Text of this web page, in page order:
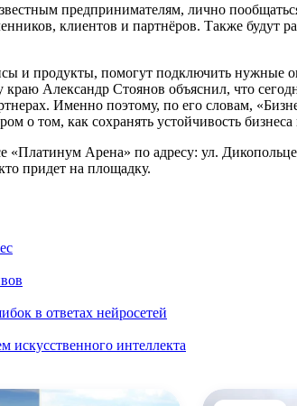
предпринимателям, лично
клиентов и партнёров. Также будут
и продукты, помогут подключить нужные
Александр Стоянов объяснил, что
Именно поэтому, по его словам,
о том, как сохранять устойчивость
Арена» по адресу: ул.
придет на площадку.
в ответах нейросетей
искусственного интеллекта